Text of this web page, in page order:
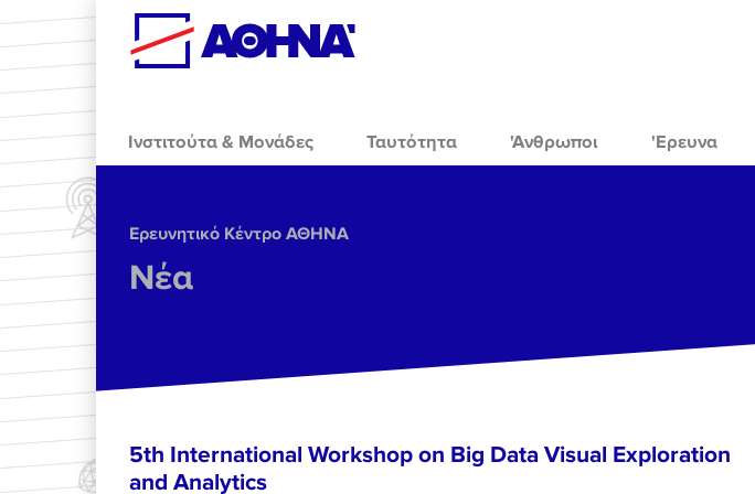
Skip to main content
Ινστιτούτα & Μονάδες Ταυτότητα 'Ανθρωποι 'Ερευνα
Ερευνητικό Κέντρο ΑΘΗΝΑ
Νέα
5th International Workshop on Big Data Visual Exploration
and Analytics